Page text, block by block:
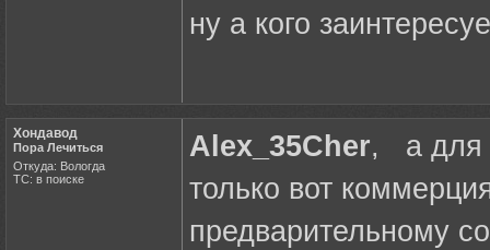
ну а кого
Хондавод
Пора Лечиться
Откуда: Вологда
ТС: в поиске
Alex_35Cher, а для
только вот
предварительному